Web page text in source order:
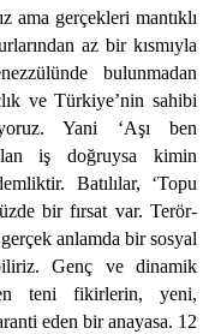
ama gerçekleri mantıklı
az bir kısmıyla
bulunmadan
ve Türkiye’nin sahibi
Yani ‘Aşı ben
iş doğruysa kimin
Batılılar, ‘Topu
bir fırsat var. Terör-
anlamda bir sosyal
Genç ve dinamik
teni fikirlerin, yeni,
eden bir anayasa. 12